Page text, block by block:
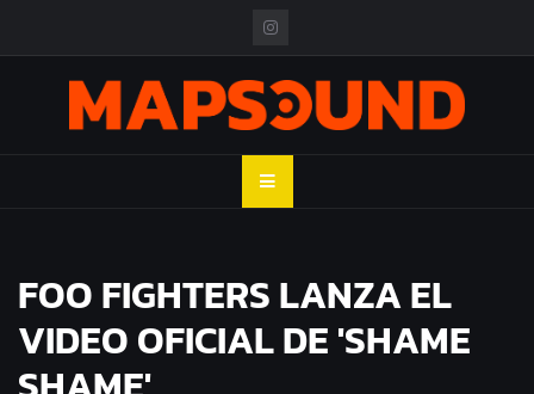
MAPSOUND
FOO FIGHTERS LANZA EL
VIDEO OFICIAL DE 'SHAME